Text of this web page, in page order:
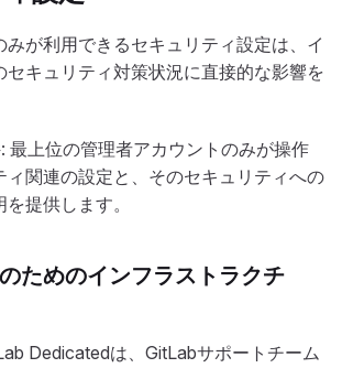
が利用できるセキュリティ設定は、イ
セキュリティ対策状況に直接的な影響を
最上位の管理者アカウントのみが操作
ィ関連の設定と、そのセキュリティへの
提供します。
ためのインフラストラクチ
Dedicatedは、GitLabサポートチーム